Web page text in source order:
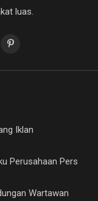
luas.
Iklan
Perusahaan Pers
Wartawan